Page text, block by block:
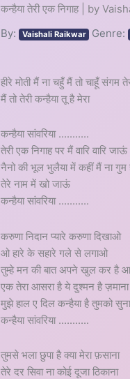
कन्हैया तेरी एक निगाह | by
By: Vaishali Raikwar Genre:
हीरे मोती मैं ना चहुँ मैं तो चाहूँ संगम
मैं तो तेरी कन्हैया तू है मेरा
कन्हैया सांवरिया ...........
तेरी एक निगाह पर मैं वारि वारि जाऊं
नैनो की भूल भुलैया में कहीं मैं ना गुम
तेरे नाम में खो जाऊं
कन्हैया सांवरिया ...........
करुणा निदान प्यारे करुणा दिखाओ
ओ हारे के सहारे गले से लगाओ
तुम्हे मन की बात अपने खुल कर है
एक तेरा आसरा है ये दुश्मन है ज़माना
मुझे हाल ए दिल कन्हैया है तुमको
कन्हैया सांवरिया ...........
तुमसे भला छुपा है क्या मेरा फ़साना
तेरे दर सिवा ना कोई दूजा ठिकाना